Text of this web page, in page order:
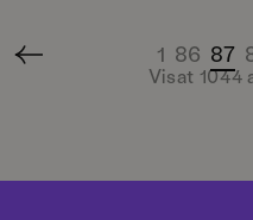
1 86 87
Visat 1044